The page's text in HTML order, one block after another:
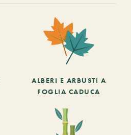
ALBERI E ARBUSTI A
FOGLIA CADUCA